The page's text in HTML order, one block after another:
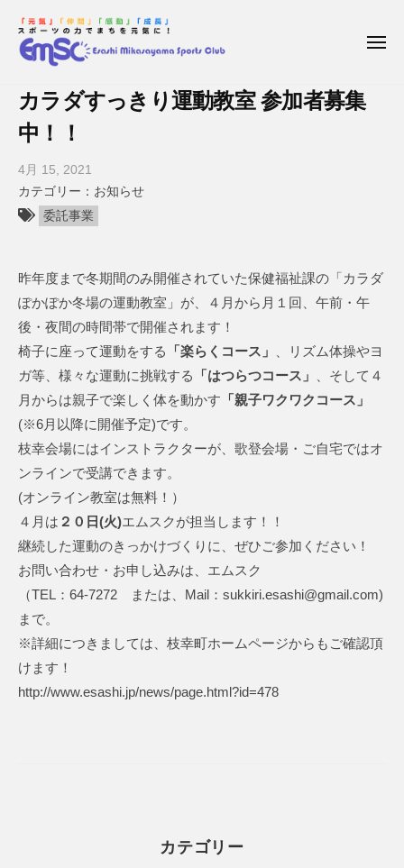
幸
三
山
ス
ツ
ク
ラ
ブ
s
a
h
i
M
a
s
a
y
a
m
a
S
p
C
l
b
メ
カラダすっきり運動教室 参加者募集
中！！
4月 15, 2021
y
枝
笠
山
ス
ポ
ツ
ク
ラ
ブ
お知らせ
委託事業
昨年度まで冬期間のみ開催されていた保健福祉課の「カラダ
ぽかぽか冬場の運動教室」が、４月から月１回、午前・午
後・夜間の時間帯で開催されます！
椅子に座って運動をする
「楽らくコース」 、リズム体操やヨ
ガ等、様々な運動に挑戦する
「はつらつコース」 、そして４
月からは親子で楽しく体を動かす 「親子ワクワクコース」
(※6月以降に開催予定)です。
枝幸会場にはインストラクターが、歌登会場・ご自宅ではオ
ンラインで受講できます。
(オンライン教室は無料！）
４月は ２０日(火)エムスクが担当します！！
継続した運動のきっかけづくりに、ぜひご参加ください！
お問い合わせ・お申し込みは、エムスク
（TEL：64-7272 または、Mail：sukkiri.esashi@gmail.com)
まで。
※詳細につきましては、枝幸町ホームページからもご確認頂
けます！
http://www.esashi.jp/news/page.html?id=478
カテゴリー
幸
三
笠
ス
ポ
ツ
ク
ラ